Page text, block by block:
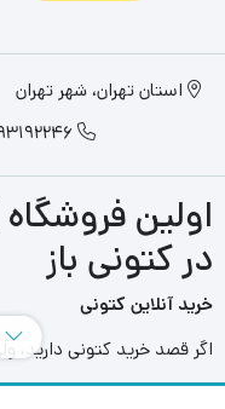
استان تهران، شهر تهران
اولین
در کتونی باز
خرید آنلاین کتونی
اگر قصد خرید کتونی دارید،